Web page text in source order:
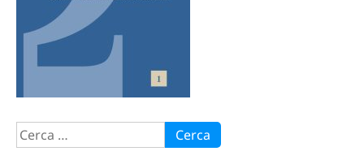
Ricerca
per: